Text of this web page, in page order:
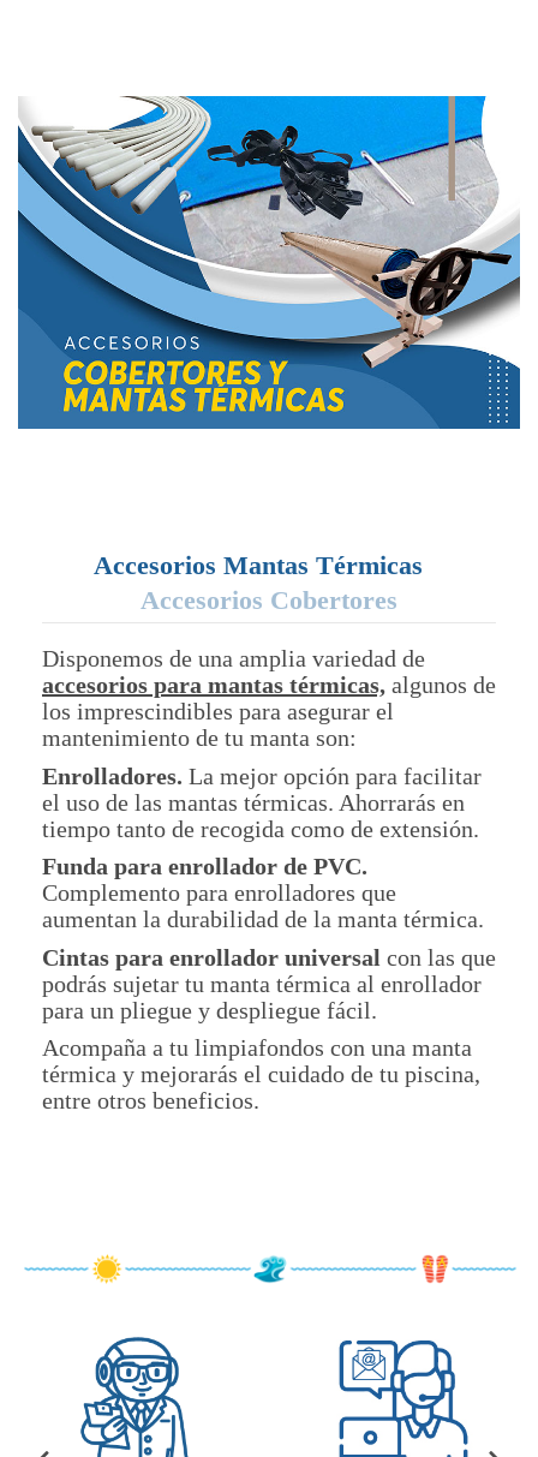
Accesorios Mantas Térmicas
Accesorios Cobertores
Disponemos de una amplia variedad de
accesorios para mantas térmicas, algunos de
los imprescindibles para asegurar el
mantenimiento de tu manta son:
Enrolladores. La mejor opción para facilitar
el uso de las mantas térmicas. Ahorrarás en
tiempo tanto de recogida como de extensión.
Funda para enrollador de PVC.
Complemento para enrolladores que
aumentan la durabilidad de la manta térmica.
Cintas para enrollador universal con las que
podrás sujetar tu manta térmica al enrollador
para un pliegue y despliegue fácil.
Acompaña a tu limpiafondos con una manta
térmica y mejorarás el cuidado de tu piscina,
entre otros beneficios.